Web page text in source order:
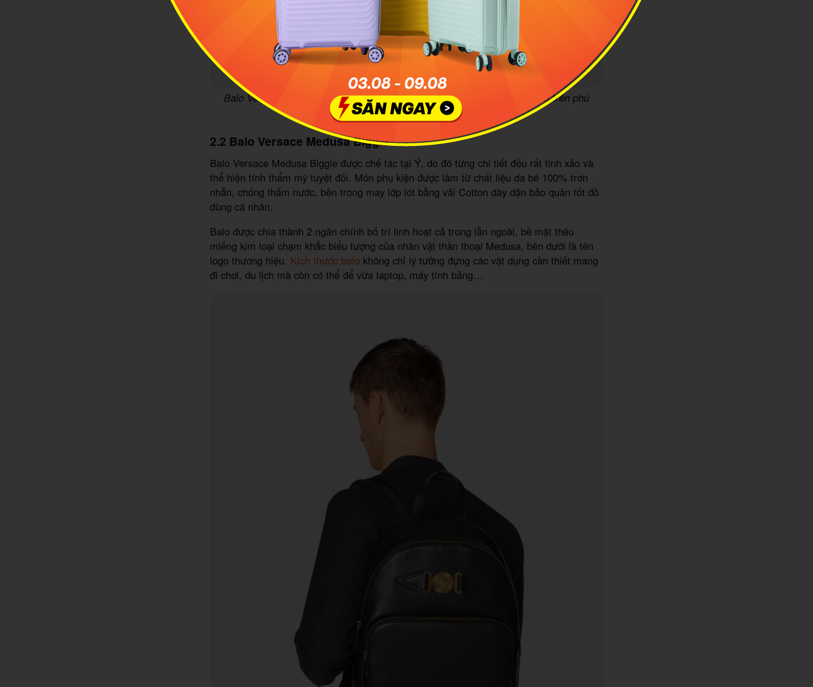
Balo Versace Allover sử dụng tông màu đen sang trọng làm chủ đạo, bên trên phủ
kín logo thương hiệu mang đến thiết kế độc đáo
2.2 Balo Versace Medusa Biggie
Balo Versace Medusa Biggie được chế tác tại Ý, do đó từng chi tiết đều rất tinh xảo và
thể hiện tính thẩm mỹ tuyệt đối. Món phụ kiện được làm từ chất liệu da bê 100% trơn
nhẵn, chống thấm nước, bên trong may lớp lót bằng vải Cotton dày dặn bảo quản tốt đồ
dùng cá nhân.
Balo được chia thành 2 ngăn chính bố trí linh hoạt cả trong lẫn ngoài, bề mặt thêu
miếng kim loại chạm khắc biểu tượng của nhân vật thần thoại Medusa, bên dưới là tên
logo thương hiệu. Kích thước balo không chỉ lý tưởng đựng các vật dụng cần thiết mang
đi chơi, du lịch mà còn có thể để vừa laptop, máy tính bảng…